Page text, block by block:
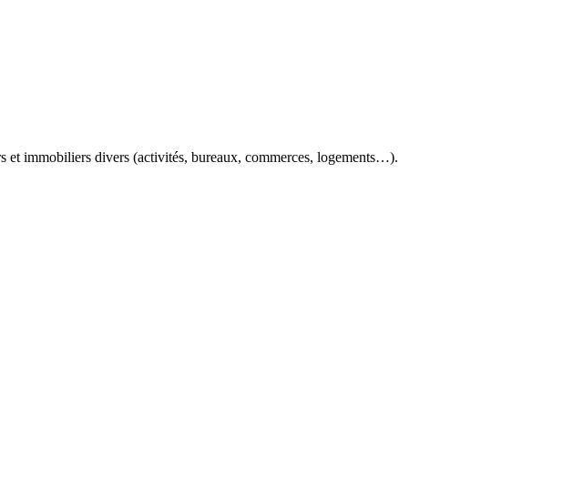
et immobiliers divers (activités, bureaux, commerces, logements…).